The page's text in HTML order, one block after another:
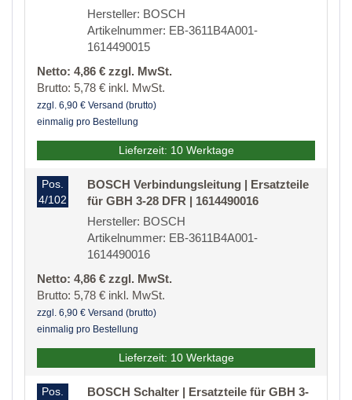
Hersteller: BOSCH
Artikelnummer: EB-3611B4A001-
1614490015
Netto: 4,86 € zzgl. MwSt.
Brutto: 5,78 € inkl. MwSt.
zzgl. 6,90 € Versand (brutto)
einmalig pro Bestellung
Lieferzeit: 10 Werktage
Pos.
4/102
BOSCH Verbindungsleitung | Ersatzteile
für GBH 3-28 DFR | 1614490016
Hersteller: BOSCH
Artikelnummer: EB-3611B4A001-
1614490016
Netto: 4,86 € zzgl. MwSt.
Brutto: 5,78 € inkl. MwSt.
zzgl. 6,90 € Versand (brutto)
einmalig pro Bestellung
Lieferzeit: 10 Werktage
Pos.
BOSCH Schalter | Ersatzteile für GBH 3-